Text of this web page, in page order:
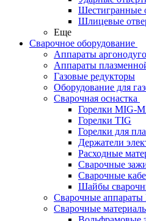
Шестигранные
Шлицевые
Еще
Сварочное оборудование
Аппараты
Аппараты
Газовые редукторы
Оборудование для
Сварочная оснастка
Горелки MIG-
Горелки TIG
Горелки для
Держатели
Расходные
Сварочные
Сварочные
Шайбы
Сварочные
Сварочные